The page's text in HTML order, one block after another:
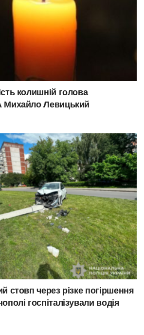
колишній голова
Михайло Левицький
стовп через різке погіршення
госпіталізували водія